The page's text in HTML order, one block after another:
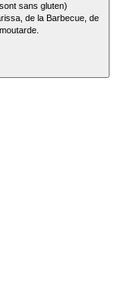
sans gluten)
de la Barbecue, de